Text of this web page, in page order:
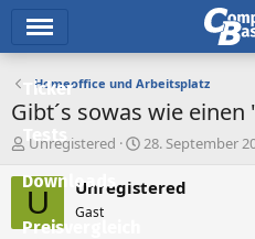
Ticker
Tests
Downloads
Preisvergleich
Homeoffice und Arbeitsplatz
Gibt´s sowas wie einen
E
s
e
Unregistered
E
s
28. September
U Unregistered
Gast